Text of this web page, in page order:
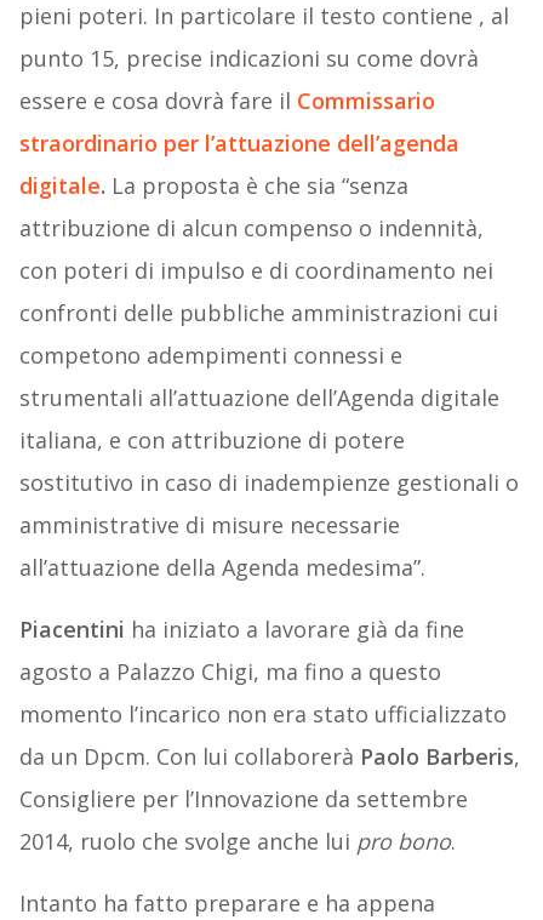
pieni poteri. In particolare il testo contiene , al
punto 15, precise indicazioni su come dovrà
essere e cosa dovrà fare il Commissario
straordinario per l’attuazione dell’agenda
digitale. La proposta è che sia “senza
attribuzione di alcun compenso o indennità,
con poteri di impulso e di coordinamento nei
confronti delle pubbliche amministrazioni cui
competono adempimenti connessi e
strumentali all’attuazione dell’Agenda digitale
italiana, e con attribuzione di potere
sostitutivo in caso di inadempienze gestionali o
amministrative di misure necessarie
all’attuazione della Agenda medesima”.
Piacentini ha iniziato a lavorare già da fine
agosto a Palazzo Chigi, ma fino a questo
momento l’incarico non era stato ufficializzato
da un Dpcm. Con lui collaborerà Paolo Barberis,
Consigliere per l’Innovazione da settembre
2014, ruolo che svolge anche lui pro bono.
Intanto ha fatto preparare e ha appena